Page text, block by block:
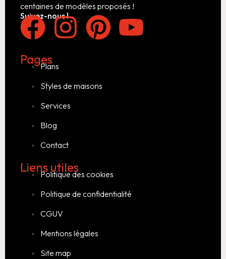
centaines de modèles proposés !
Suivez-nous !
Pages
Plans
Styles de maisons
Services
Blog
Contact
Liens utiles
Politique des cookies
Politique de confidentialité
CGUV
Mentions légales
Site map